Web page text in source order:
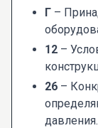
Г –
12 –
26 –
давления.